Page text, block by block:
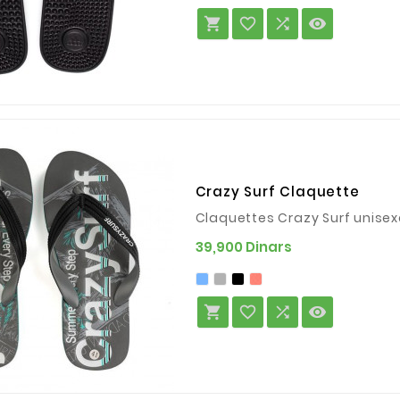
   
Crazy Surf Claquette
Claquettes Crazy Surf
39,900 Dinars
   